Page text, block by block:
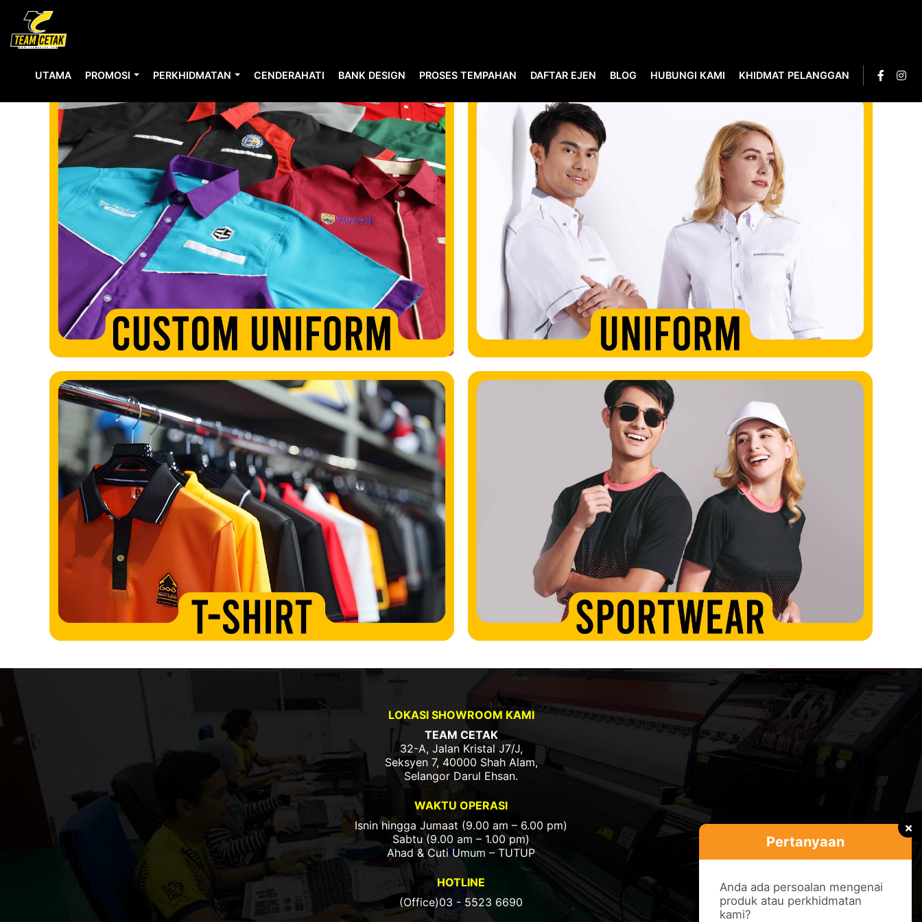
UTAMA PROMOSI PERKHIDMATAN CENDERAHATI BANK DESIGN PROSES TEMPAHAN DAFTAR EJEN BLOG HUBUNGI KAMI KHIDMAT PELANGGAN
LOKASI SHOWROOM KAMI
TEAM CETAK
32-A, Jalan Kristal J7/J,
Seksyen 7, 40000 Shah Alam,
Selangor Darul Ehsan.
WAKTU OPERASI
Isnin hingga Jumaat (9.00 am – 6.00 pm)
Sabtu (9.00 am – 1.00 pm)
Ahad & Cuti Umum – TUTUP
HOTLINE
(Office)03 - 5523 6690
Pertanyaan
Anda ada persoalan mengenai
produk atau perkhidmatan
kami?